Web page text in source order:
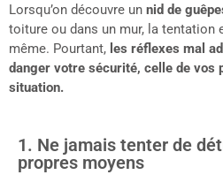
Lorsqu’on découvre un nid de
toiture ou dans un mur, la tentation
même. Pourtant, les réflexes mal
danger votre sécurité, celle de vos
situation.
1. Ne jamais tenter de
propres moyens